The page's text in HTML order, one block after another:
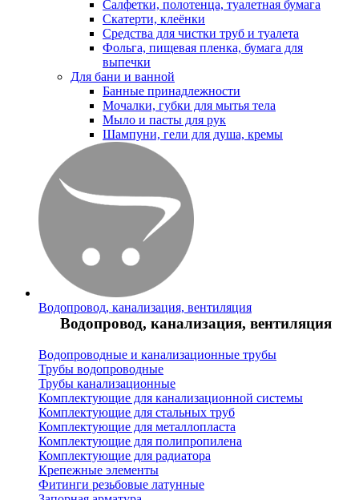
Салфетки, полотенца, туалетная бумага
Скатерти, клеёнки
Средства для чистки труб и туалета
Фольга, пищевая пленка, бумага для
выпечки
Для бани и ванной
Банные принадлежности
Мочалки, губки для мытья тела
Мыло и пасты для рук
Шампуни, гели для душа, кремы
Водопровод, канализация, вентиляция
Водопровод, канализация, вентиляция
Водопроводные и канализационные трубы
Трубы водопроводные
Трубы канализационные
Комплектующие для канализационной системы
Комплектующие для стальных труб
Комплектующие для металлопласта
Комплектующие для полипропилена
Комплектующие для радиатора
Крепежные элементы
Фитинги резьбовые латунные